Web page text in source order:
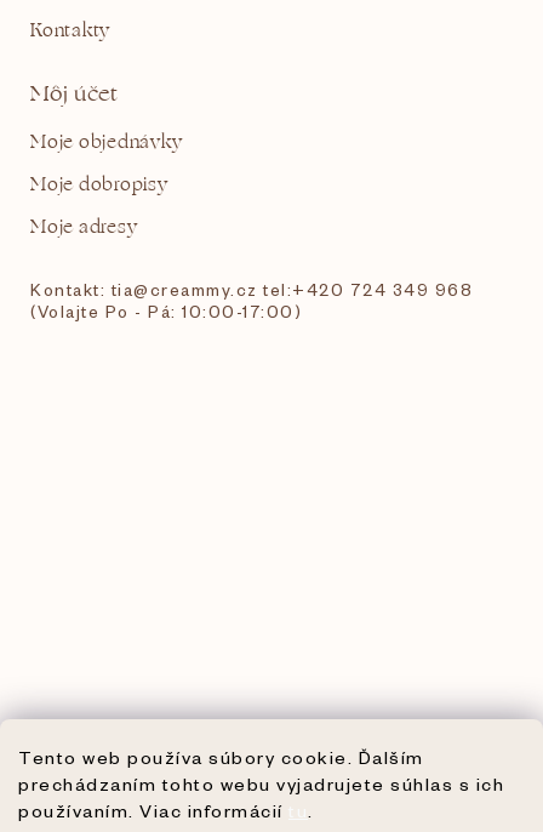
Tento web používa súbory cookie. Ďalším
prechádzaním tohto webu vyjadrujete súhlas s ich
používaním. Viac informácií
Kontakty
Môj účet
Moje objednávky
Moje dobropisy
Moje adresy
Kontakt: tia@creammy.cz tel:+420 724 349 968
(Volajte Po - Pá: 10:00-17:00)